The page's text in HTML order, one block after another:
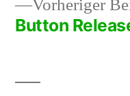
Vorheriger
Button